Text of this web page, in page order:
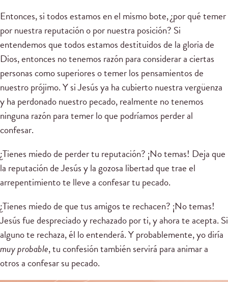
Entonces, si todos estamos en el mismo bote, ¿por qué temer
por nuestra reputación o por nuestra posición? Si
entendemos que todos estamos destituidos de la gloria de
Dios, entonces no tenemos razón para considerar a ciertas
personas como superiores o temer los pensamientos de
nuestro prójimo. Y si Jesús ya ha cubierto nuestra vergüenza
y ha perdonado nuestro pecado, realmente no tenemos
ninguna razón para temer lo que podríamos perder al
confesar.
¿Tienes miedo de perder tu reputación? ¡No temas! Deja que
la reputación de Jesús y la gozosa libertad que trae el
arrepentimiento te lleve a confesar tu pecado.
¿Tienes miedo de que tus amigos te rechacen? ¡No temas!
Jesús fue despreciado y rechazado por ti, y ahora te acepta. Si
alguno te rechaza, él lo entenderá. Y probablemente, yo diría
muy probable, tu confesión también servirá para animar a
otros a confesar su pecado.